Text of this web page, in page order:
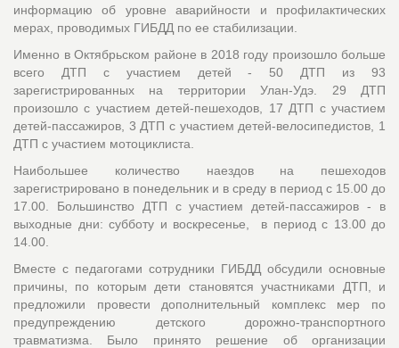
информацию об уровне аварийности и профилактических
мерах, проводимых ГИБДД по ее стабилизации.
Именно в Октябрьском районе в 2018 году произошло больше
всего ДТП с участием детей - 50 ДТП из 93
зарегистрированных на территории Улан-Удэ. 29 ДТП
произошло с участием детей-пешеходов, 17 ДТП с участием
детей-пассажиров, 3 ДТП с участием детей-велосипедистов, 1
ДТП с участием мотоциклиста.
Наибольшее количество наездов на пешеходов
зарегистрировано в понедельник и в среду в период с 15.00 до
17.00. Большинство ДТП с участием детей-пассажиров - в
выходные дни: субботу и воскресенье, в период с 13.00 до
14.00.
Вместе с педагогами сотрудники ГИБДД обсудили основные
причины, по которым дети становятся участниками ДТП, и
предложили провести дополнительный комплекс мер по
предупреждению детского дорожно-транспортного
травматизма. Было принято решение об организации